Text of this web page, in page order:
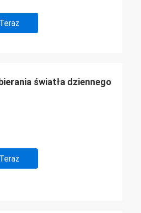
światła dziennego